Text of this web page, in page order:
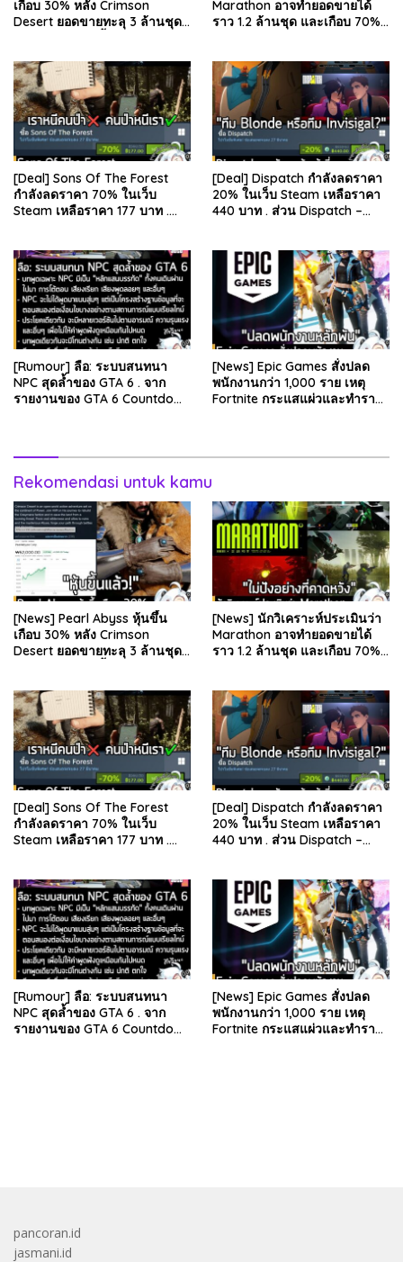
เกือบ 30% หลัง Crimson
Desert ยอดขายทะลุ 3 ล้านชุด
Marathon อาจทำยอดขายได้
ราว 1.2 ล้านชุด และเกือบ 70%
[Deal] Sons Of The Forest
กำลังลดราคา 70% ในเว็บ
Steam เหลือราคา 177 บาท .
[Deal] Dispatch กำลังลดราคา
20% ในเว็บ Steam เหลือราคา
440 บาท . ส่วน Dispatch –
[Rumour] ลือ: ระบบสนทนา
NPC สุดล้ำของ GTA 6 . จาก
รายงานของ GTA 6 Countdown
[News] Epic Games สั่งปลด
พนักงานกว่า 1,000 ราย เหตุ
Fortnite กระแสแผ่วและทำราย
Rekomendasi untuk kamu
[News] Pearl Abyss หุ้นขึ้น
เกือบ 30% หลัง Crimson
Desert ยอดขายทะลุ 3 ล้านชุด
[News] นักวิเคราะห์ประเมินว่า
Marathon อาจทำยอดขายได้
ราว 1.2 ล้านชุด และเกือบ 70%
[Deal] Sons Of The Forest
กำลังลดราคา 70% ในเว็บ
Steam เหลือราคา 177 บาท .
[Deal] Dispatch กำลังลดราคา
20% ในเว็บ Steam เหลือราคา
440 บาท . ส่วน Dispatch –
[Rumour] ลือ: ระบบสนทนา
NPC สุดล้ำของ GTA 6 . จาก
รายงานของ GTA 6 Countdown
[News] Epic Games สั่งปลด
พนักงานกว่า 1,000 ราย เหตุ
Fortnite กระแสแผ่วและทำราย
pancoran.id
jasmani.id